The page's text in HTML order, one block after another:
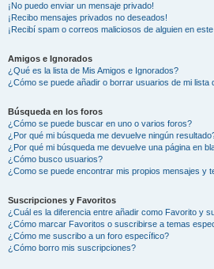
¡No puedo enviar un mensaje privado!
¡Recibo mensajes privados no deseados!
¡Recibí spam o correos maliciosos de alguien en
Amigos e Ignorados
¿Qué es la lista de Mis Amigos e Ignorados?
¿Cómo se puede añadir o borrar usuarios de mi lista
Búsqueda en los foros
¿Cómo se puede buscar en uno o varios foros?
¿Por qué mi búsqueda me devuelve ningún
¿Por qué mi búsqueda me devuelve una página en
¿Cómo busco usuarios?
¿Como se puede encontrar mis propios mensajes y
Suscripciones y Favoritos
¿Cuál es la diferencia entre añadir como Favorito y
¿Cómo marcar Favoritos o suscribirse a temas
¿Cómo me suscribo a un foro específico?
¿Cómo borro mis suscripciones?